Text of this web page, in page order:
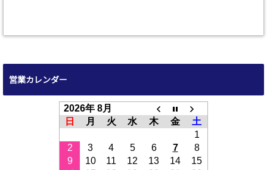
営業カレンダー
2026年 8月
日
月 火 水 木 金
土
1
2
3 4 5 6 7
8
9
10 11 12 13 14
15